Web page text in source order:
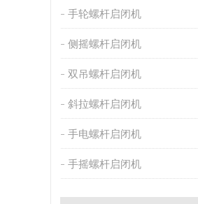
手轮螺杆启闭机
侧摇螺杆启闭机
双吊螺杆启闭机
斜拉螺杆启闭机
手电螺杆启闭机
手摇螺杆启闭机